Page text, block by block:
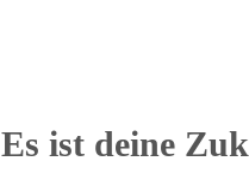
Es ist deine